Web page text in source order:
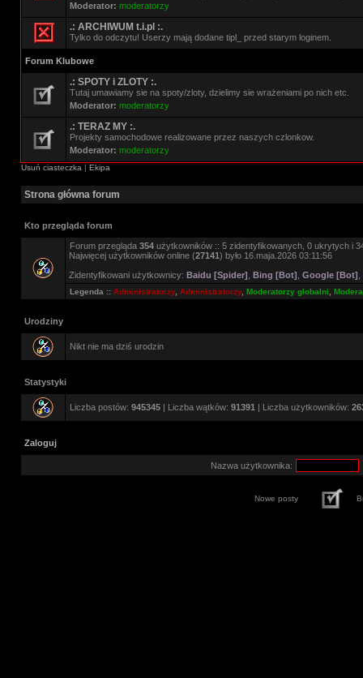
Moderator: moderatorzy
.: ARCHIWUM t.i.pl :.
Tylko do odczytu! Userzy mają dodane tipl_ przed starym loginem.
Forum Klubowe
.: SPOTY i ZLOTY :.
Tutaj umawiamy sie na spoty/zloty, dzielimy sie wrażeniami po nich etc.
Moderator: moderatorzy
.: TERAZ MY :.
Projekty samochodowe realizowane przez naszych czlonkow.
Moderator: moderatorzy
Usuń ciasteczka | Ekipa
Strona główna forum
Kto przegląda forum
Forum przegląda 354 użytkowników :: 5 zidentyfikowanych, 0 ukrytych i
Najwięcej użytkowników online (27141) było 16.maja.2026 03:11:56
Zidentyfikowani użytkownicy: Baidu [Spider] Bing [Bot] Google [Bot]
Legenda :: Administratorzy, Administratorzy, Moderatorzy globalni
Urodziny
Nikt nie ma dziś urodzin
Statystyki
Liczba postów: 945345 | Liczba wątków: 91391 | Liczba użytkowników:
Zaloguj
Nazwa użytkownika:
Nowe posty